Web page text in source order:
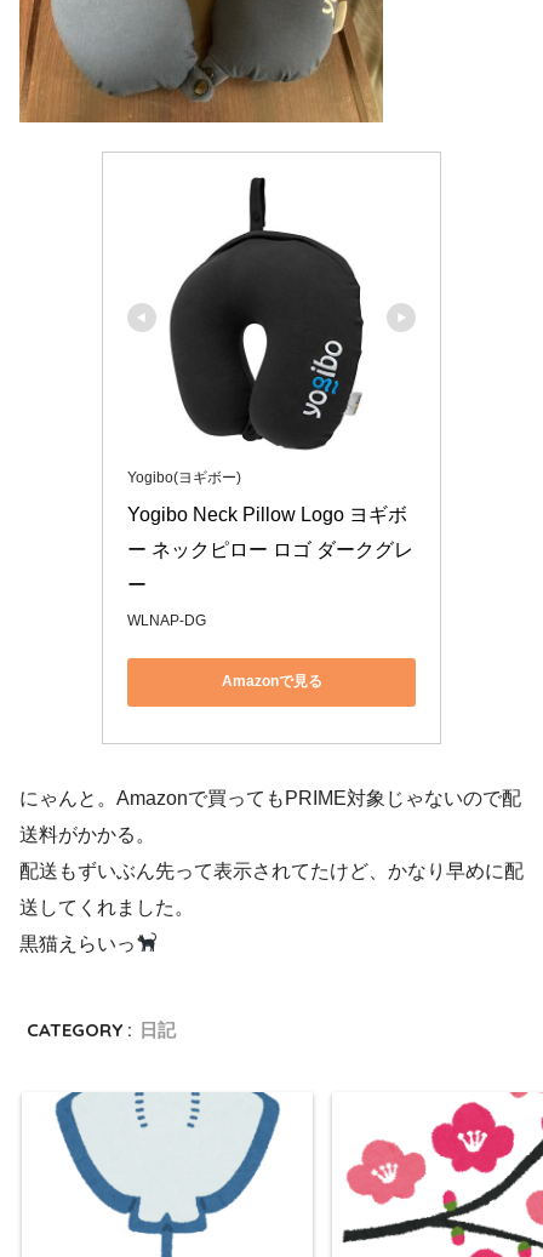
Yogibo(ヨギボー)
Yogibo Neck Pillow Logo ヨギボ
ー ネックピロー ロゴ ダークグレ
ー
WLNAP-DG
Amazonで見る
にゃんと。Amazonで買ってもPRIME対象じゃないので配
送料がかかる。
配送もずいぶん先って表示されてたけど、かなり早めに配
送してくれました。
黒猫えらいっ
CATEGORY : 日記